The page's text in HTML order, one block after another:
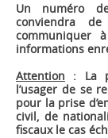
Un numéro
conviendra
communiquer
informations
Attention : La
l’usager de se
pour la prise
civil, de
fiscaux le cas